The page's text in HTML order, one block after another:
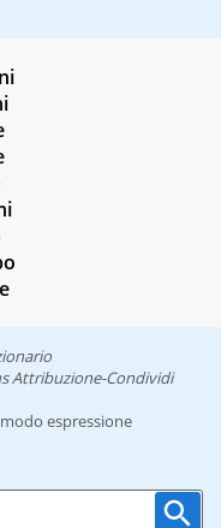
Attribuzione-Condividi
espressione